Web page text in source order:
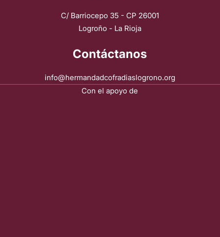
C/ Barriocepo 35 - CP 26001
Logroño - La Rioja
Contáctanos
info@hermandadcofradiaslogrono.org
Con el apoyo de